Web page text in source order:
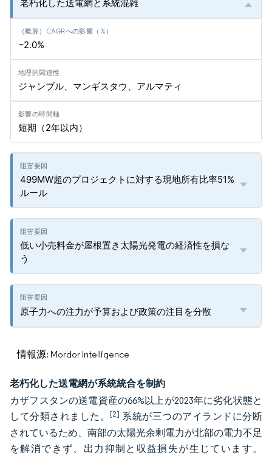
老朽化した送電網と系統混雑
−2.0%
ジャンブル、マンギスタウ、アルマティ
短期（2年以内）
499MW超のプロジェクトに対する現地所有比率51%
ルール
低い小売料金が屋根置き太陽光発電の経済性を損な
う
原子力への注力が予算および政策の注目を分散
情報源: Mordor Intelligence
老朽化した送電網が系統統合を制約
カザフスタンの送電資産の66%以上が2023年に劣化状態と
して分類されました。[2] 系統が三つのアイランドに分断
されているため、南部の太陽光余剰電力が北部の電力不足
を解消できず、出力抑制と収益損失が生じています。